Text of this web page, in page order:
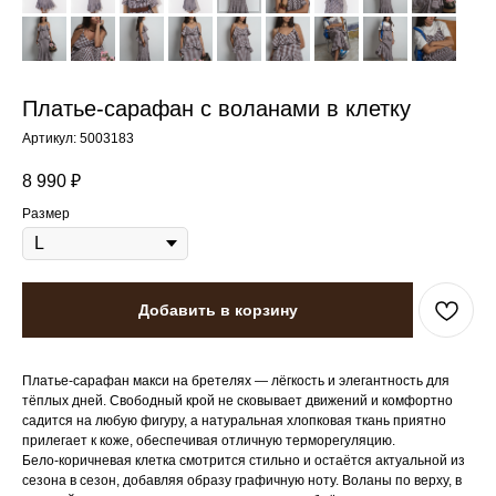
Платье-сарафан с воланами в клетку
Артикул: 5003183
8 990 ₽
Размер
Добавить в корзину
Платье‑сарафан макси на бретелях — лёгкость и элегантность для
тёплых дней. Свободный крой не сковывает движений и комфортно
садится на любую фигуру, а натуральная хлопковая ткань приятно
прилегает к коже, обеспечивая отличную терморегуляцию.
Бело‑коричневая клетка смотрится стильно и остаётся актуальной из
сезона в сезон, добавляя образу графичную ноту. Воланы по верху, в